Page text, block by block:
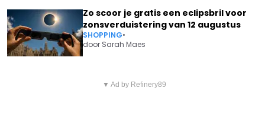
Zo scoor je gratis een eclipsbril voor
zonsverduistering van 12 augustus
SHOPPING•
door Sarah Maes
VOOR VIKTOR VERHULST IS HET
▼ Ad by Refinery89